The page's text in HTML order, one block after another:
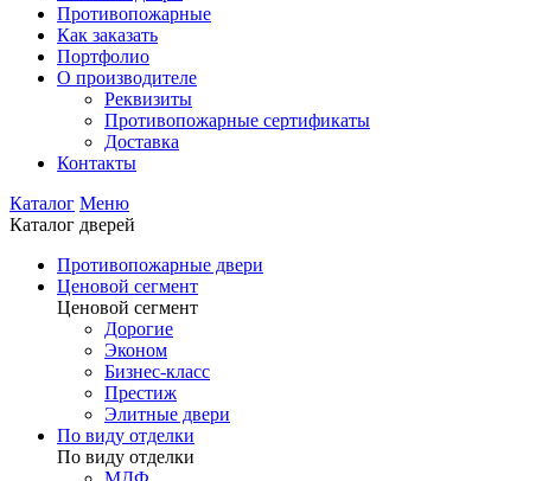
Противопожарные
Как заказать
Портфолио
О производителе
Реквизиты
Противопожарные сертификаты
Доставка
Контакты
Каталог Меню
Каталог дверей
Противопожарные двери
Ценовой сегмент
Ценовой сегмент
Дорогие
Эконом
Бизнес-класс
Престиж
Элитные двери
По виду отделки
По виду отделки